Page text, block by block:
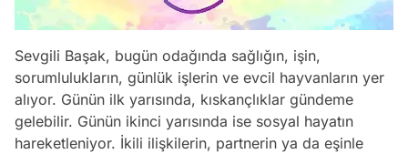
Sevgili Başak, bugün odağında sağlığın, işin,
sorumlulukların, günlük işlerin ve evcil hayvanların yer
alıyor. Günün ilk yarısında, kıskançlıklar gündeme
gelebilir. Günün ikinci yarısında ise sosyal hayatın
hareketleniyor. İkili ilişkilerin, partnerin ya da eşinle